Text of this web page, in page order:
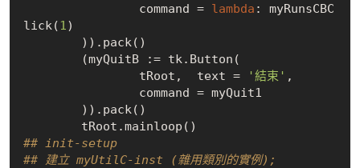
		command =
lambda : myRunsCBC
lick(1 )
		tRoot,  text =
'結束' ,
## init-setup
## 建立 myUtilC-inst (雜用類別的實例);